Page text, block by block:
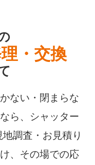
・交換
ない・閉まらな
ら、シャッター
調査・お見積り
、その場での応